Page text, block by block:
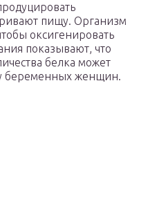
пищу. Организм
оксигенировать
показывают, что
белка может
беременных женщин.